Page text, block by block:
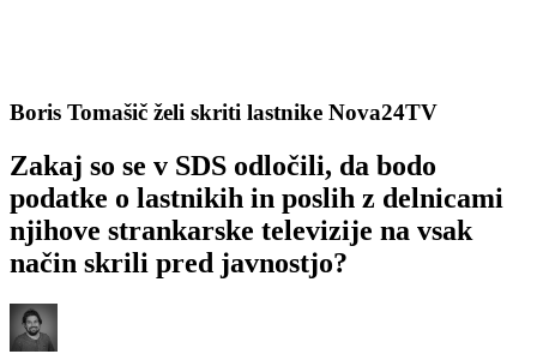
Boris Tomašič želi skriti lastnike Nova24TV
Zakaj so se v SDS odločili, da bodo
podatke o lastnikih in poslih z delnicami
njihove strankarske televizije na vsak
način skrili pred javnostjo?